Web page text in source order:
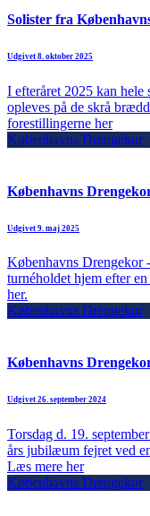
Solister fra
Udgivet 8. oktober 2025
I efteråret 2025 kan hele
opleves på de skrå
forestillingerne her
Københavns Drengekor
Københavns
Udgivet 9. maj 2025
Københavns Drengekor
turnéholdet hjem efter
her.
Københavns Drengekor
Københavns
Udgivet 26. september 2024
Torsdag d. 19.
års jubilæum fejret ved
Læs mere her
Københavns Drengekor